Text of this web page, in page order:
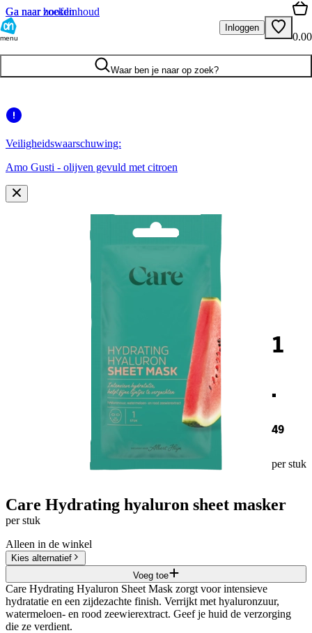
Ga naar hoofdinhoud
Ga naar zoeken
menu
Inloggen
0.00
Waar ben je naar op zoek?
Veiligheidswaarschuwing:
Amo Gusti - olijven gevuld met citroen
1
.
49
per stuk
Care Hydrating hyaluron sheet masker
per stuk
Alleen in de winkel
Kies alternatief
Voeg toe
Care Hydrating Hyaluron Sheet Mask zorgt voor intensieve
hydratatie en een zijdezachte finish. Verrijkt met hyaluronzuur,
watermeloen- en rood zeewierextract. Geef je huid de verzorging
die ze verdient.